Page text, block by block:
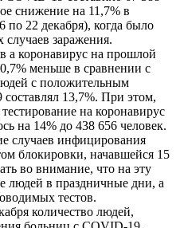
снижение на 11,7% в
по 22 декабря), когда было
случаев заражения.
а коронавирус на прошлой
меньше в сравнении с
с положительным
составлял 13,7%. При этом,
на коронавирус
на 14% до 438 656 человек.
случаев инфицирования
блокировки, начавшейся 15
во внимание, что на эту
людей в праздничные дни, а
тестов.
количество людей,